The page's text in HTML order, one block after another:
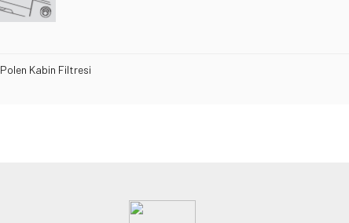
Polen Kabin Filtresi